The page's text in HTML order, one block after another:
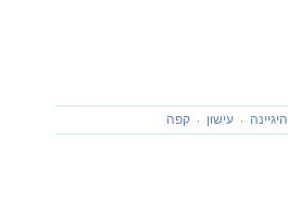
היגיינה עישון קפה